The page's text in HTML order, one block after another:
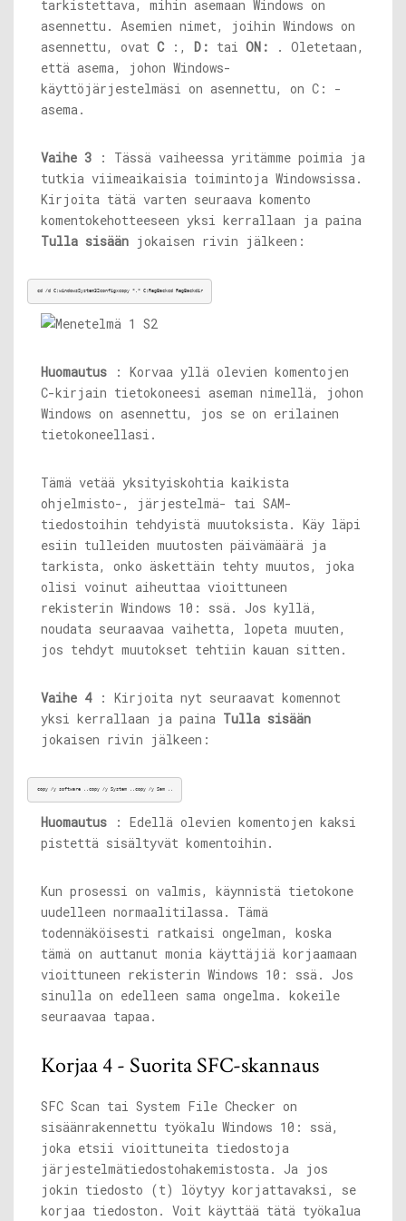
tarkistettava, mihin asemaan Windows on
asennettu. Asemien nimet, joihin Windows on
asennettu, ovat C:, D: tai ON:
. Oletetaan,
että asema, johon Windows-
käyttöjärjestelmäsi on asennettu, on C: -
asema.
Vaihe 3 : Tässä vaiheessa yritämme poimia ja
tutkia viimeaikaisia ​​toimintoja Windowsissa.
Kirjoita tätä varten seuraava komento
komentokehotteeseen yksi kerrallaan ja paina
Tulla sisään jokaisen rivin jälkeen:
cd /d C:windowsSystem32configxcopy *.* C:RegBackcd RegBackdir
Huomautus : Korvaa yllä olevien komentojen
C-kirjain tietokoneesi aseman nimellä, johon
Windows on asennettu, jos se on erilainen
tietokoneellasi.
Tämä vetää yksityiskohtia kaikista
ohjelmisto-, järjestelmä- tai SAM-
tiedostoihin tehdyistä muutoksista. Käy läpi
esiin tulleiden muutosten päivämäärä ja
tarkista, onko äskettäin tehty muutos, joka
olisi voinut aiheuttaa vioittuneen
rekisterin Windows 10: ssä. Jos kyllä,
noudata seuraavaa vaihetta, lopeta muuten,
jos tehdyt muutokset tehtiin kauan sitten.
Vaihe 4: Kirjoita nyt seuraavat komennot
yksi kerrallaan ja paina Tulla sisään
jokaisen rivin jälkeen:
copy /y software ..copy /y System ..copy /y Sam ..
Huomautus : Edellä olevien komentojen kaksi
pistettä sisältyvät komentoihin.
Kun prosessi on valmis, käynnistä tietokone
uudelleen normaalitilassa. Tämä
todennäköisesti ratkaisi ongelman, koska
tämä on auttanut monia käyttäjiä korjaamaan
vioittuneen rekisterin Windows 10: ssä. Jos
sinulla on edelleen sama ongelma. kokeile
seuraavaa tapaa.
Korjaa 4 - Suorita SFC-skannaus
SFC Scan tai System File Checker on
sisäänrakennettu työkalu Windows 10: ssä,
joka etsii vioittuneita tiedostoja
järjestelmätiedostohakemistosta. Ja jos
jokin tiedosto (t) löytyy korjattavaksi, se
korjaa tiedoston. Voit käyttää tätä työkalua